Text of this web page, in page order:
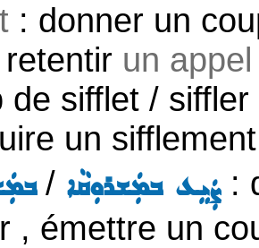
: donner un
un
de sifflet /
un
/ ܨܲܝܸܥ ܒܡܲܫܪܘܼܩܵܐ:
, émettre un